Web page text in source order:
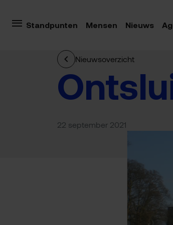
Standpunten Mensen Nieuws
Nieuwsoverzicht
22 september 2021